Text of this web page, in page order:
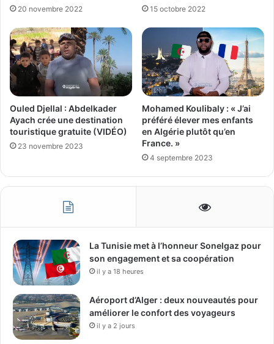
20 novembre 2022 15 octobre 2022
Ouled Djellal : Abdelkader
Ayach crée une destination
touristique gratuite (VIDÉO)
23 novembre 2023
Mohamed Koulibaly : « J’ai
préféré élever mes enfants
en Algérie plutôt qu’en
France. »
4 septembre 2023
La Tunisie met à l’honneur Sonelgaz pour
son engagement et sa coopération
il y a 18 heures
Aéroport d’Alger : deux nouveautés pour
améliorer le confort des voyageurs
il y a 2 jours